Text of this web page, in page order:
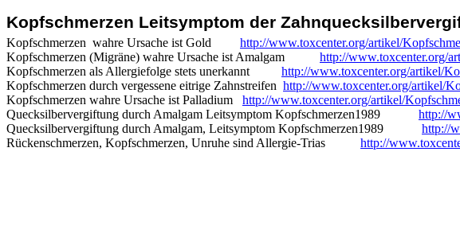
Kopfschmerzen Leitsymptom der
Kopfschmerzen wahre Ursache ist Gold
http://www.toxcenter.org/artikel/
Kopfschmerzen (Migräne) wahre Ursache ist Amalgam
http://www.toxcenter.org/
Kopfschmerzen als Allergiefolge stets unerkannt
http://www.toxcenter.org/artikel/
Kopfschmerzen durch vergessene eitrige Zahnstreifen http://www.toxcenter.org/artikel/
Kopfschmerzen wahre Ursache ist Palladium
http://www.toxcenter.org/artikel/
Quecksilbervergiftung durch Amalgam Leitsymptom Kopfschmerzen1989
http://
Quecksilbervergiftung durch Amalgam, Leitsymptom Kopfschmerzen1989
http://
Rückenschmerzen, Kopfschmerzen, Unruhe sind Allergie-Trias
http://